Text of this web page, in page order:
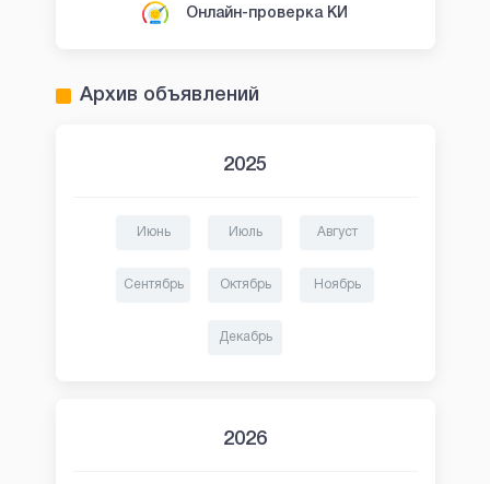
Онлайн-проверка КИ
Архив объявлений
2025
Июнь Июль Август
Сентябрь Октябрь Ноябрь
Декабрь
2026